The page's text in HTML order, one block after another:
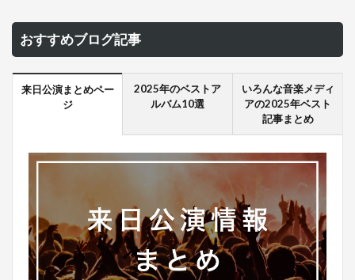
おすすめブログ記事
来日公演まとめペー
ジ
2025年のベストア
ルバム10選
いろんな音楽メディ
アの2025年ベスト
記事まとめ